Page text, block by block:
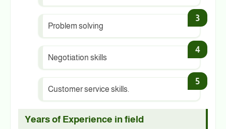
Problem solving
Negotiation skills
Customer service skills.
Years of Experience in field